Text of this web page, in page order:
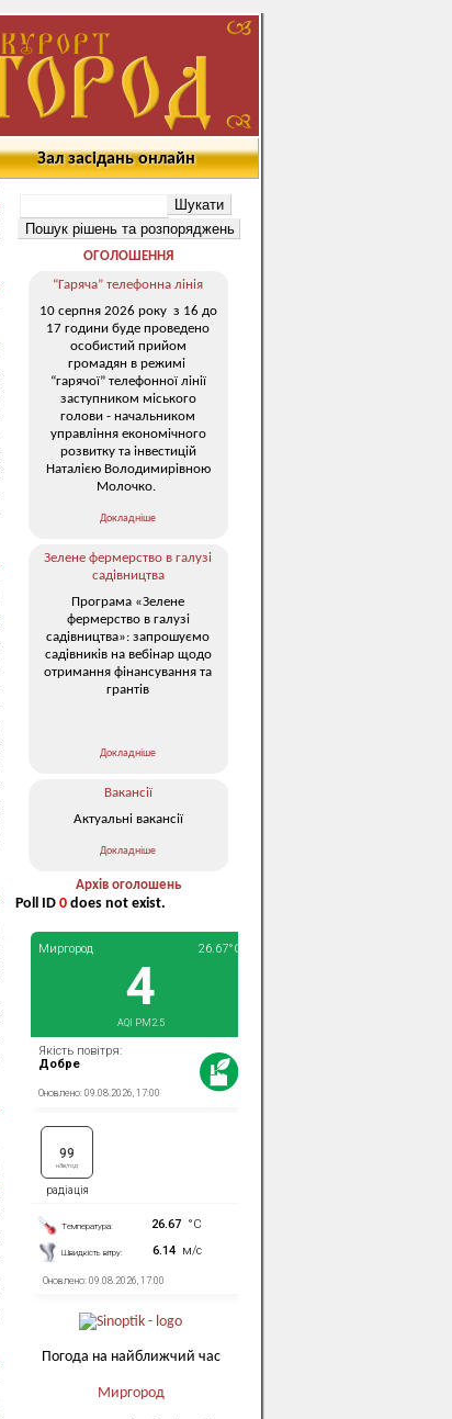
Зал засідань онлайн
ОГОЛОШЕННЯ
“Гаряча” телефонна лінія
10 серпня 2026 року з 16 до
17 години буде проведено
особистий прийом
громадян в режимі
“гарячої” телефонної лінії
заступником міського
голови - начальником
управління економічного
розвитку та інвестицій
Наталією Володимирівною
Молочко.
Докладніше
Зелене фермерство в галузі
садівництва
Програма «Зелене
фермерство в галузі
садівництва»: запрошуємо
садівників на вебінар щодо
отримання фінансування та
грантів
Докладніше
Вакансії
Актуальні вакансії
Докладніше
Архів оголошень
Poll ID 0 does not exist.
Погода на найближчий час
Миргород